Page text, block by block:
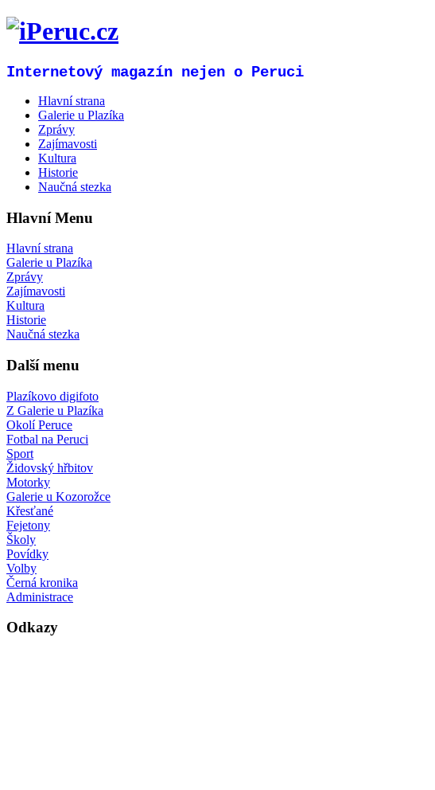
Internetový magazín nejen o Peruci
Hlavní strana
Galerie u Plazíka
Zprávy
Zajímavosti
Kultura
Historie
Naučná stezka
Hlavní Menu
Hlavní strana
Galerie u Plazíka
Zprávy
Zajímavosti
Kultura
Historie
Naučná stezka
Další menu
Plazíkovo digifoto
Z Galerie u Plazíka
Okolí Peruce
Fotbal na Peruci
Sport
Židovský hřbitov
Motorky
Galerie u Kozorožce
Křesťané
Fejetony
Školy
Povídky
Volby
Černá kronika
Administrace
Odkazy